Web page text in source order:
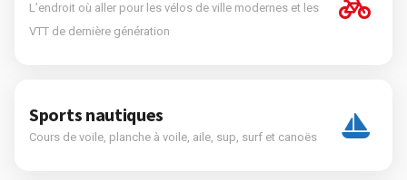
L’endroit où aller pour les vélos de ville modernes et les
VTT de dernière génération
Sports nautiques
Cours de voile, planche à voile, aile, sup, surf et canoës